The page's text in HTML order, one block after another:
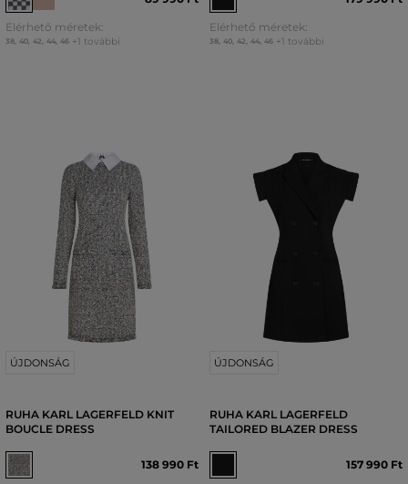
Elérhető méretek:
38, 40, 42, 44, 46 +1 további
Elérhető méretek:
38, 40, 42, 44, 46 +1 további
ÚJDONSÁG
RUHA KARL LAGERFELD KNIT
BOUCLE DRESS
138 990 Ft
ÚJDONSÁG
RUHA KARL LAGERFELD
TAILORED BLAZER DRESS
157 990 Ft